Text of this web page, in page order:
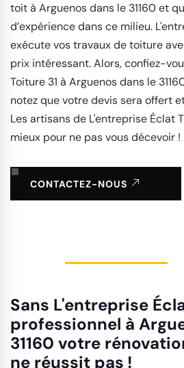
toit à Arguenos dans le 31160 et
d’expérience dans ce milieu.
exécute vos travaux de toiture
prix intéressant. Alors, confiez-
Toiture 31 à Arguenos dans le
notez que votre devis sera offert
Les artisans de L'entreprise Éclat
mieux pour ne pas vous décevoir !
CONTACTEZ-NOUS
Sans L'entreprise
professionnel à
31160 votre
ne réussit pas !